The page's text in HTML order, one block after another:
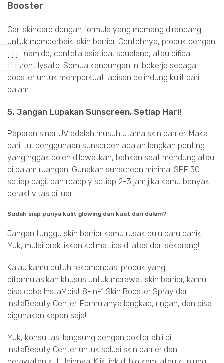
Booster
Cari skincare dengan formula yang memang dirancang
untuk memperbaiki skin barrier. Contohnya, produk dengan
niacinamide, centella asiatica, squalane, atau bifida
ferment lysate. Semua kandungan ini bekerja sebagai
booster untuk memperkuat lapisan pelindung kulit dari
dalam.
5. Jangan Lupakan Sunscreen, Setiap Hari!
Paparan sinar UV adalah musuh utama skin barrier. Maka
dari itu, penggunaan sunscreen adalah langkah penting
yang nggak boleh dilewatkan, bahkan saat mendung atau
di dalam ruangan. Gunakan sunscreen minimal SPF 30
setiap pagi, dan reapply setiap 2-3 jam jika kamu banyak
beraktivitas di luar.
Sudah siap punya kulit glowing dan kuat dari dalam?
Jangan tunggu skin barrier kamu rusak dulu baru panik.
Yuk, mulai praktikkan kelima tips di atas dari sekarang!
Kalau kamu butuh rekomendasi produk yang
diformulasikan khusus untuk merawat skin barrier, kamu
bisa coba InstaMoist 8-in-1 Skin Booster Spray dari
InstaBeauty Center. Formulanya lengkap, ringan, dan bisa
digunakan kapan saja!
Yuk, konsultasi langsung dengan dokter ahli di
InstaBeauty Center untuk solusi skin barrier dan